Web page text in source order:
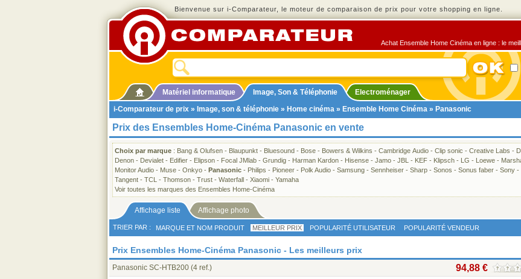
Bienvenue sur i-Comparateur, le moteur de comparaison de prix pour votre shopping en ligne.
Achat Ensemble Home Cinéma en ligne : le
Matériel informatique Image, Son & Téléphonie
Electroménager
i-Comparateur de prix » Image, son & téléphonie » Home cinéma » Ensemble Home Cinéma » Panasonic
Prix des Ensembles Home-Cinéma Panasonic en vente
Choix par marque : Bang & Olufsen - Blaupunkt - Bluesound - Bose - Bowers & Wilkins - Cambridge Audio - Clip sonic - Creative Labs -
Denon - Devialet - Edifier - Elipson - Focal JMlab - Grundig - Harman Kardon - Hisense - Jamo - JBL - KEF - Klipsch - LG - Loewe -
Monitor Audio - Muse - Onkyo - Panasonic - Philips - Pioneer - Polk Audio - Samsung - Sennheiser - Sharp - Sonos - Sonus faber - Sony -
Tangent - TCL - Thomson - Trust - Waterfall - Xiaomi - Yamaha
Voir toutes les marques des Ensembles Home-Cinéma
Affichage liste Affichage photo
TRIER PAR : MARQUE ET NOM PRODUIT MEILLEUR PRIX POPULARITÉ UTILISATEUR POPULARITÉ VENDEUR
Prix Ensembles Home-Cinéma Panasonic - Les meilleurs prix
Panasonic SC-HTB200 (4 ref.) 94,88 €